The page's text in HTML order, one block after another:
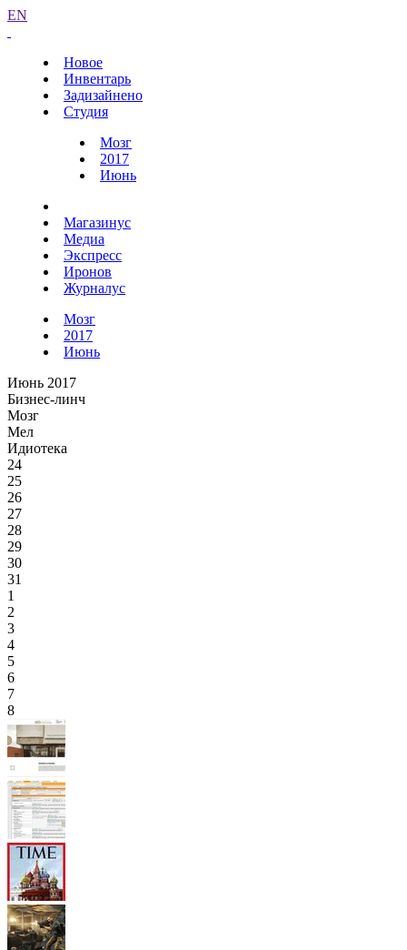
EN
Новое
Инвентарь
Задизайнено
Студия
Мозг
2017
Июнь
Магазинус
Медиа
Экспресс
Иронов
Журналус
Мозг
2017
Июнь
Июнь 2017
Бизнес-линч
Мозг
Мел
Идиотека
24
25
26
27
28
29
30
31
1
2
3
4
5
6
7
8